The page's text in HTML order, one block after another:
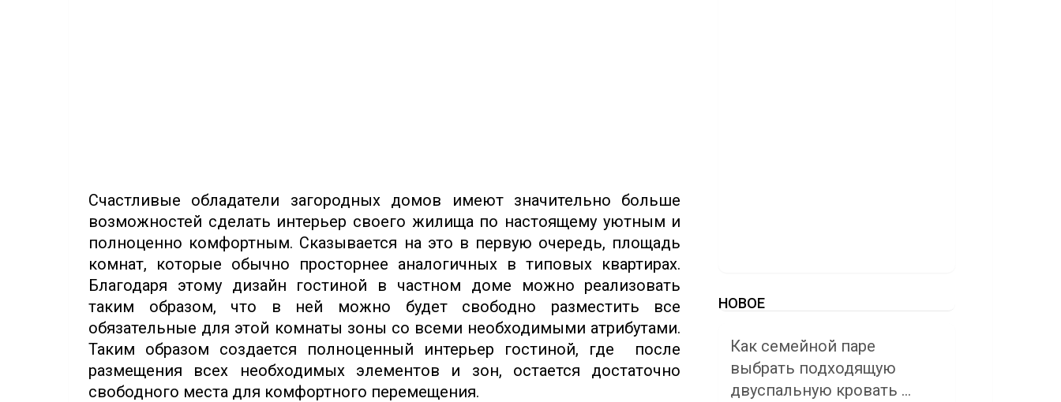
Счастливые обладатели загородных домов имеют значительно больше
возможностей сделать интерьер своего жилища по настоящему уютным и
полноценно комфортным. Сказывается на это в первую очередь, площадь
комнат, которые обычно просторнее аналогичных в типовых квартирах.
Благодаря этому дизайн гостиной в частном доме можно реализовать
таким образом, что в ней можно будет свободно разместить все
обязательные для этой комнаты зоны со всеми необходимыми атрибутами.
Таким образом создается полноценный интерьер гостиной, где после
размещения всех необходимых элементов и зон, остается достаточно
свободного места для комфортного перемещения.
НОВОЕ
Как семейной паре
выбрать подходящую
двуспальную кровать …